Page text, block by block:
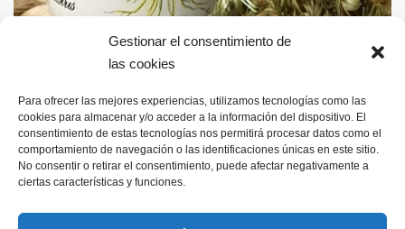
Gestionar el consentimiento de
las cookies
Para ofrecer las mejores experiencias, utilizamos tecnologías como las
cookies para almacenar y/o acceder a la información del dispositivo. El
consentimiento de estas tecnologías nos permitirá procesar datos como el
comportamiento de navegación o las identificaciones únicas en este sitio.
No consentir o retirar el consentimiento, puede afectar negativamente a
ciertas características y funciones.